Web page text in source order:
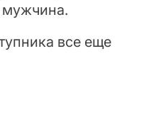
мужчина.
все еще